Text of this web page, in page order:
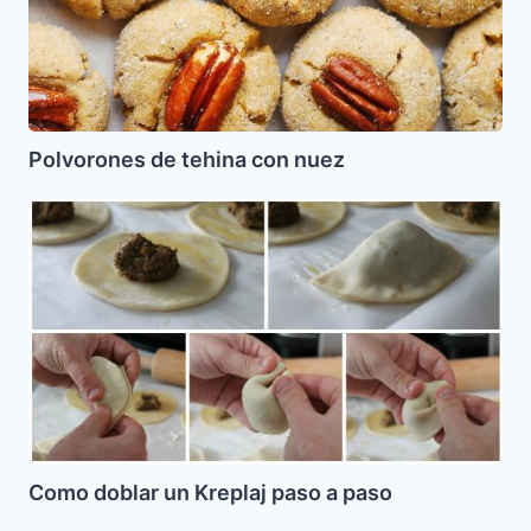
Polvorones de tehina con nuez
Como
doblar
Kreplaj
paso
a
paso
Como doblar un Kreplaj paso a paso